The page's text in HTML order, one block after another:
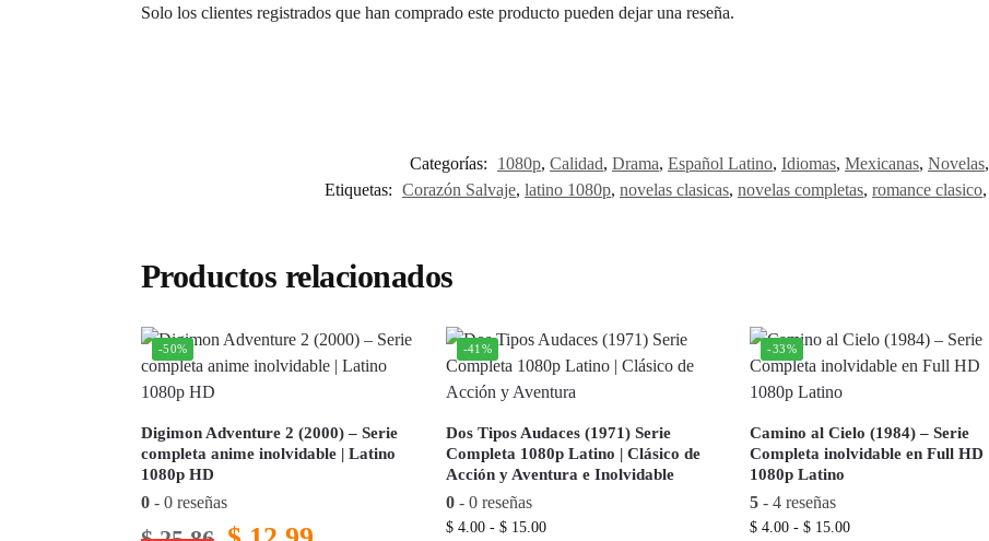
Solo los clientes registrados que han comprado este producto pueden dejar una reseña.
Categorías: 1080p, Calidad, Drama, Español Latino, Idiomas, Mexicanas, Novelas,
Etiquetas: Corazón Salvaje, latino 1080p, novelas clasicas, novelas completas, romance clasico,
Productos relacionados
-50%
Digimon Adventure 2 (2000) – Serie
completa anime inolvidable | Latino
1080p HD
0- 0 reseñas
-41%
Dos Tipos Audaces (1971) Serie
Completa 1080p Latino | Clásico de
Acción y Aventura e Inolvidable
0- 0 reseñas
$4.00 - $15.00
-33%
Camino al Cielo (1984) – Serie
Completa inolvidable en Full HD
1080p Latino
5 - 4 reseñas
$ 4.00 - $ 15.00